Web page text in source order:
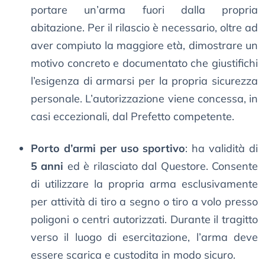
portare un’arma fuori dalla propria
abitazione. Per il rilascio è necessario, oltre ad
aver compiuto la maggiore età, dimostrare un
motivo concreto e documentato che giustifichi
l’esigenza di armarsi per la propria sicurezza
personale. L’autorizzazione viene concessa, in
casi eccezionali, dal Prefetto competente.
Porto d’armi per uso sportivo: ha validità di
5 anni ed è rilasciato dal Questore. Consente
di utilizzare la propria arma esclusivamente
per attività di tiro a segno o tiro a volo presso
poligoni o centri autorizzati. Durante il tragitto
verso il luogo di esercitazione, l’arma deve
essere scarica e custodita in modo sicuro.